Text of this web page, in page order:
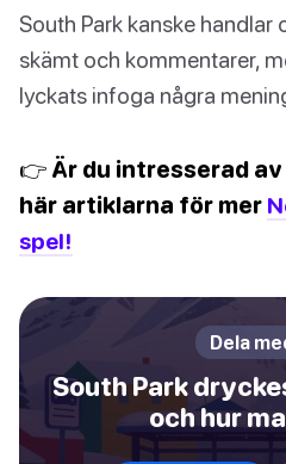
South Park kanske
skämt och kommentarer,
lyckats infoga några
👉 Är du intresserad
här artiklarna för mer
spel!
Dela
South Park
och hur